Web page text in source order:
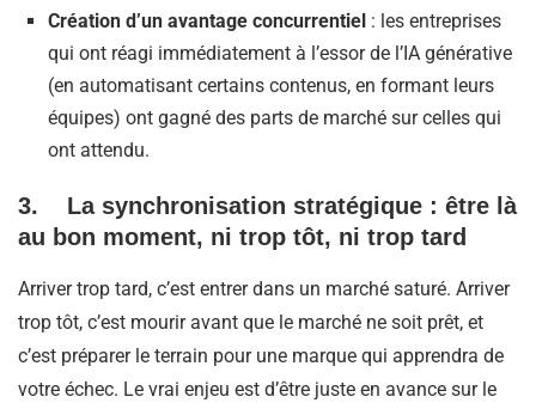
Création d’un avantage concurrentiel : les entreprises
qui ont réagi immédiatement à l’essor de l’IA générative
(en automatisant certains contenus, en formant leurs
équipes) ont gagné des parts de marché sur celles qui
ont attendu.
3. La synchronisation stratégique : être là
au bon moment, ni trop tôt, ni trop tard
Arriver trop tard, c’est entrer dans un marché saturé. Arriver
trop tôt, c’est mourir avant que le marché ne soit prêt, et
c’est préparer le terrain pour une marque qui apprendra de
votre échec. Le vrai enjeu est d’être juste en avance sur le